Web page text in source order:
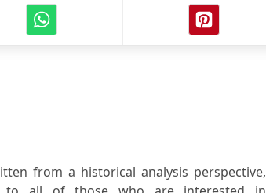
from a historical analysis perspective,